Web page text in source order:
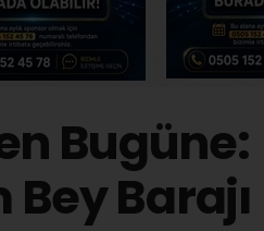
Bugüne:
Barajı